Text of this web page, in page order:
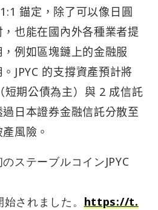
錨定，除了可以像日圓
也能在國內外各種業者提
例如區塊鏈上的金融服
JPYC 的支撐資產預計將
短期公債為主）與 2 成信託
日本證券金融信託分散至
風險。
ステーブルコインJPYC
されました。 https://t.